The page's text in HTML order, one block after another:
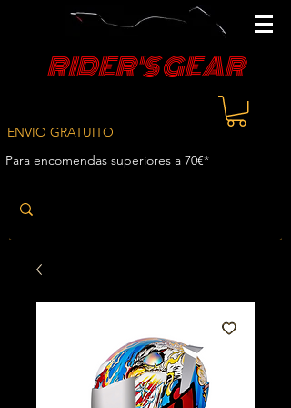
RIDER'S GEAR
ENVIO GRATUITO
Para encomendas superiores a 70€*